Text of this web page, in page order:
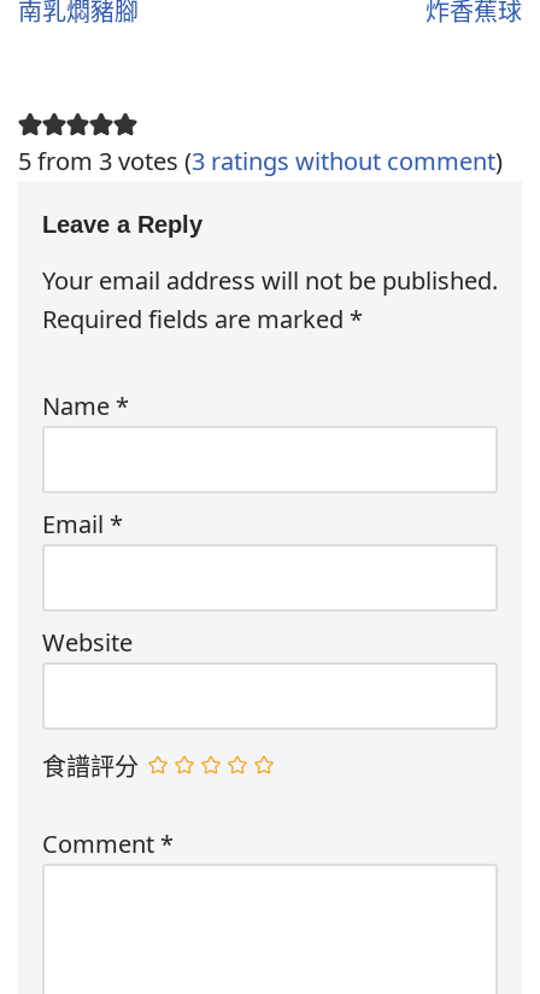
南乳燜豬腳 炸香蕉球
5 from 3 votes (3 ratings without comment)
Leave a Reply
Your email address will not be published.
Required fields are marked *
Name *
Email *
Website
食譜評分
Comment *